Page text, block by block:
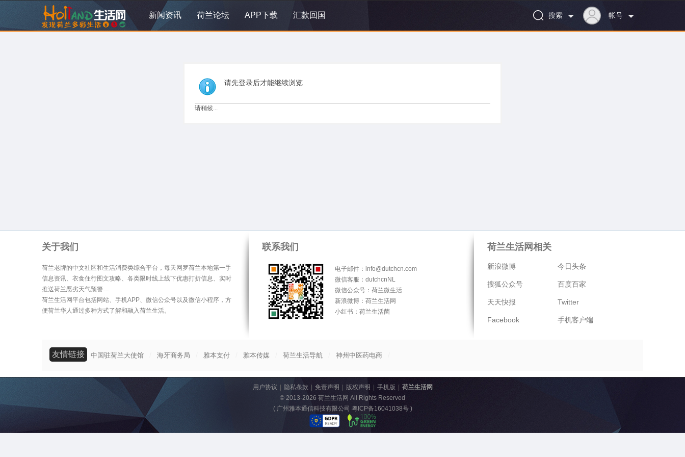
新闻资讯 荷兰论坛 APP下载 汇款回国 帐号
搜索
请先登录后才能继续浏览
请稍候...
关于我们
荷兰老牌的中文社区和生活消费类综合平台，每天网罗荷兰本地第一手
信息资讯、衣食住行图文攻略、各类限时线上线下优惠打折信息、实时
推送荷兰恶劣天气预警…
荷兰生活网平台包括网站、手机APP、微信公众号以及微信小程序，方
便荷兰华人通过多种方式了解和融入荷兰生活。
联系我们
电子邮件：info@dutchcn.com
微信客服：dutchcnNL
微信公众号：荷兰微生活
新浪微博：荷兰生活网
小红书：荷兰生活菌
荷兰生活网相关
新浪微博 今日头条
搜狐公众号 百度百家
天天快报 Twitter
Facebook 手机客户端
友情链接 中国驻荷兰大使馆 海牙商务局 雅本支付 雅本传媒 荷兰生活导航 神州中医药电商
用户协议 隐私条款 免责声明 版权声明 手机版
荷兰生活网
© 2013-2026 荷兰生活网 All Rights Reserved
( 广州雅本通信科技有限公司 粤ICP备16041038号)